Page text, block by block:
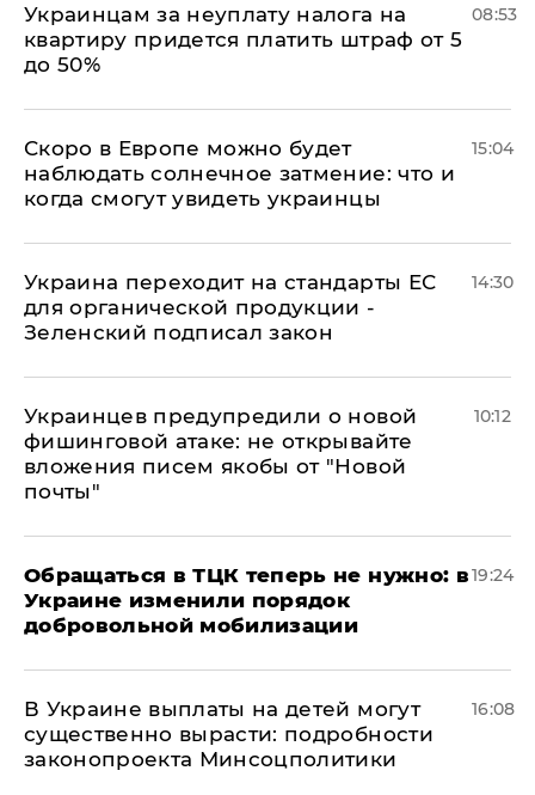
Украинцам за неуплату налога на
квартиру придется платить штраф от 5
до 50%
08:53
Скоро в Европе можно будет
наблюдать солнечное затмение: что и
когда смогут увидеть украинцы
15:04
Украина переходит на стандарты ЕС
для органической продукции -
Зеленский подписал закон
14:30
Украинцев предупредили о новой
фишинговой атаке: не открывайте
вложения писем якобы от "Новой
почты"
10:12
Обращаться в ТЦК теперь не нужно: в
Украине изменили порядок
добровольной мобилизации
19:24
В Украине выплаты на детей могут
существенно вырасти: подробности
законопроекта Минсоцполитики
16:08